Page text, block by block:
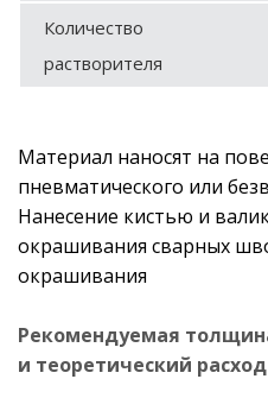
Количество
растворителя
Материал наносят на
пневматического или
Нанесение кистью и
окрашивания сварных
окрашивания
Рекомендуемая
и теоретический расход